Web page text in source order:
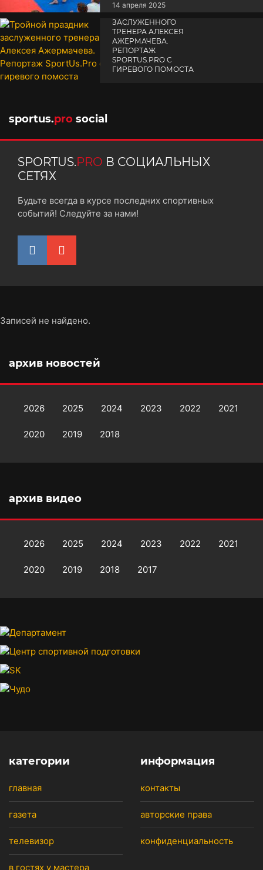
14 апреля 2025
ЗАСЛУЖЕННОГО
ТРЕНЕРА АЛЕКСЕЯ
АЖЕРМАЧЕВА.
РЕПОРТАЖ
SPORTUS.PRO С
ГИРЕВОГО ПОМОСТА
sportus.pro social
SPORTUS.PRO В СОЦИАЛЬНЫХ
СЕТЯХ
Будьте всегда в курсе последних спортивных
событий! Следуйте за нами!
Записей не найдено.
архив новостей
2026 2025 2024 2023 2022 2021
2020 2019 2018
архив видео
2026 2025 2024 2023 2022 2021
2020 2019 2018 2017
категории
главная
газета
телевизор
в гостях у мастера
информация
контакты
авторские права
конфиденциальность